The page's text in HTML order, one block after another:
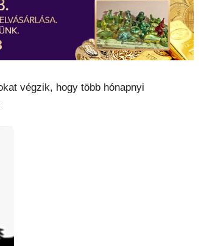
végzik, hogy több hónapnyi